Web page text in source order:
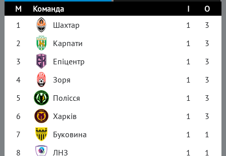
М Команда І
О
1
Шахтар 1
3
2
Карпати 1
3
3
Епіцентр 1
3
4
Зоря 1
3
5
Полісся 1
3
6
Харків 1
3
7
Буковина 1
1
8
ЛНЗ 1
1